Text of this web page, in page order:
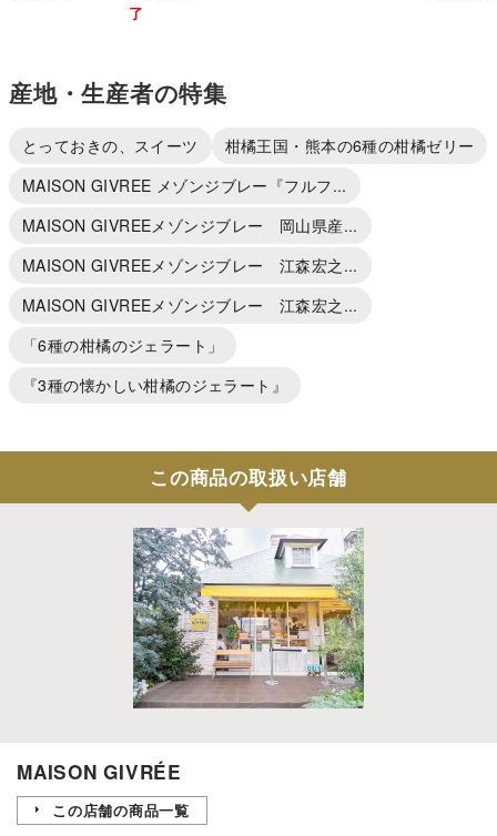
了
産地・生産者の特集
とっておきの、スイーツ
柑橘王国・熊本の6種の柑橘ゼリー
MAISON GIVREE メゾンジブレー『フルフ...
MAISON GIVREEメゾンジブレー 岡山県産...
MAISON GIVREEメゾンジブレー 江森宏之...
MAISON GIVREEメゾンジブレー 江森宏之...
「6種の柑橘のジェラート」
『3種の懐かしい柑橘のジェラート』
この商品の取扱い店舗
MAISON GIVRÉE
この店舗の商品一覧